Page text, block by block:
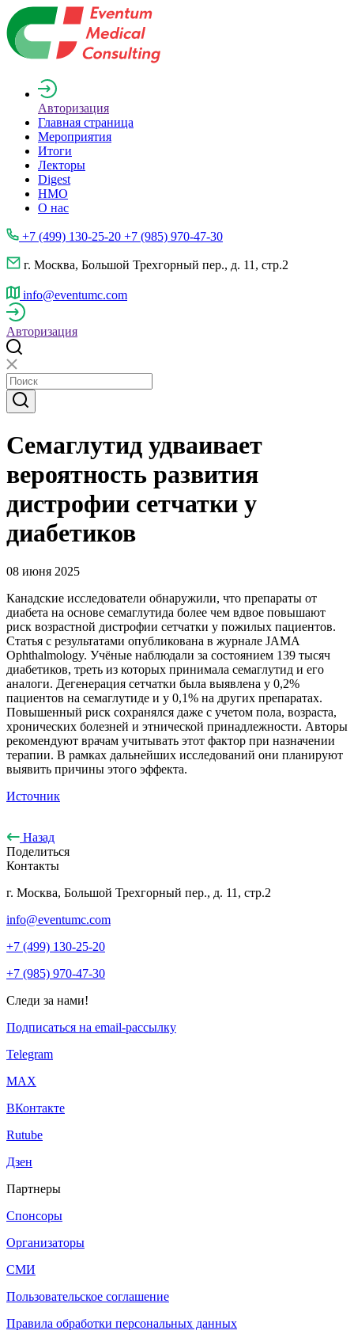
Авторизация
Главная страница
Мероприятия
Итоги
Лекторы
Digest
НМО
О нас
+7 (499) 130-25-20 +7 (985) 970-47-30
г. Москва, Большой Трехгорный пер., д. 11, стр.2
info@eventumc.com
Авторизация
Семаглутид удваивает
вероятность развития
дистрофии сетчатки у
диабетиков
08 июня 2025
Канадские исследователи обнаружили, что препараты от
диабета на основе семаглутида более чем вдвое повышают
риск возрастной дистрофии сетчатки у пожилых пациентов.
Статья с результатами опубликована в журнале JAMA
Ophthalmology. Учёные наблюдали за состоянием 139 тысяч
диабетиков, треть из которых принимала семаглутид и его
аналоги. Дегенерация сетчатки была выявлена у 0,2%
пациентов на семаглутиде и у 0,1% на других препаратах.
Повышенный риск сохранялся даже с учетом пола, возраста,
хронических болезней и этнической принадлежности. Авторы
рекомендуют врачам учитывать этот фактор при назначении
терапии. В рамках дальнейших исследований они планируют
выявить причины этого эффекта.
Источник
Назад
Поделиться
Контакты
г. Москва, Большой Трехгорный пер., д. 11, стр.2
info@eventumc.com
+7 (499) 130-25-20
+7 (985) 970-47-30
Следи за нами!
Подписаться на email-рассылку
Telegram
МАХ
ВКонтакте
Rutube
Дзен
Партнеры
Спонсоры
Организаторы
СМИ
Пользовательское соглашение
Правила обработки персональных данных